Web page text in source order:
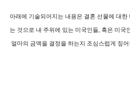
아래에 기술되어지는 내용은 결혼 선물에 대
는 것으로 내 주위에 있는 미국인들, 혹은 미국
얼마의 금액을 결정을 하는지 조심스럽게 짚